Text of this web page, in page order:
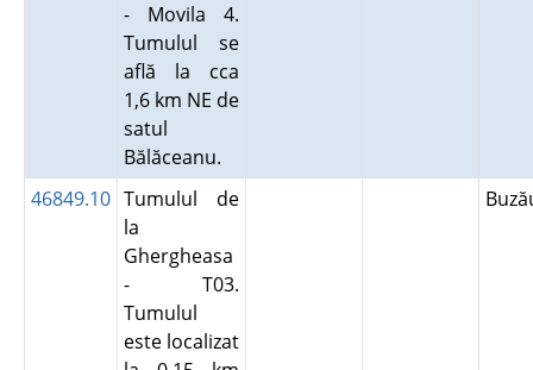
- Movila 4.
Tumulul se
află la cca
1,6 km NE de
satul
Bălăceanu.
46849.10 Tumulul de
la
Ghergheasa
- T03.
Tumulul
este localizat